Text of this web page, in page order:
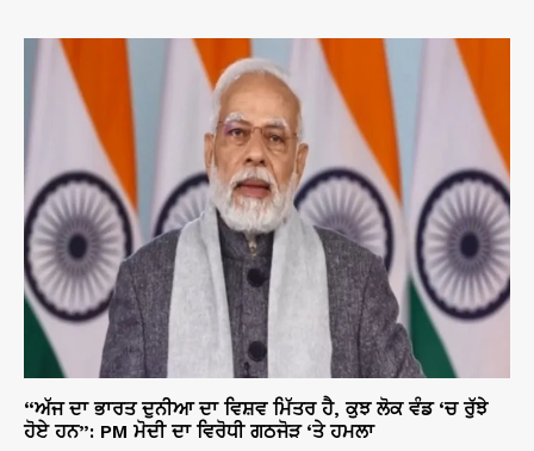
“ਅੱਜ ਦਾ ਭਾਰਤ ਦੁਨੀਆ ਦਾ ਵਿਸ਼ਵ ਮਿੱਤਰ ਹੈ, ਕੁਝ ਲੋਕ ਵੰਡ ‘ਚ ਰੁੱਝੇ
ਹੋਏ ਹਨ”: PM ਮੋਦੀ ਦਾ ਵਿਰੋਧੀ ਗਠਜੋੜ ‘ਤੇ ਹਮਲਾ